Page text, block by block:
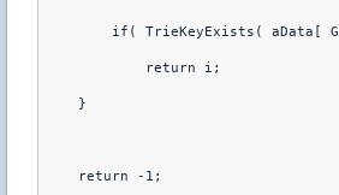
if( TrieKeyExists( aData[
            return i;
    }
    return -1;